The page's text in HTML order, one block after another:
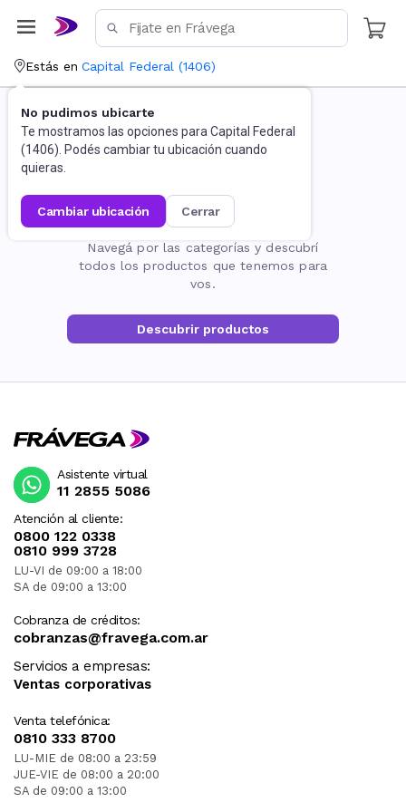
Estás en Capital Federal (1406)
No pudimos ubicarte
Te mostramos las opciones para Capital Federal
(1406). Podés cambiar tu ubicación cuando
quieras.
cambiar ubicación cerrar
La página no existe
Navegá por las categorías y descubrí
todos los productos que tenemos para
vos.
Descubrir productos
Atención al cliente:
0800 122 0338
0810 999 3728
LU-VI de 09:00 a 18:00
SA de 09:00 a 13:00
Cobranza de créditos:
cobranzas@fravega.com.ar
Servicios a empresas:
Ventas corporativas
Venta telefónica:
0810 333 8700
LU-MIE de 08:00 a 23:59
JUE-VIE de 08:00 a 20:00
SA de 09:00 a 13:00
Asistente virtual
11 2855 5086